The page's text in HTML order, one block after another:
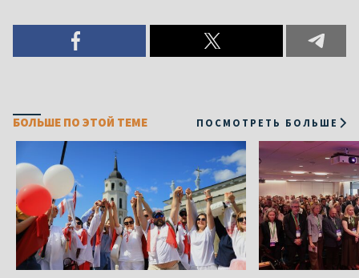
БОЛЬШЕ ПО ЭТОЙ ТЕМЕ ПОСМОТРЕТЬ БОЛЬШЕ